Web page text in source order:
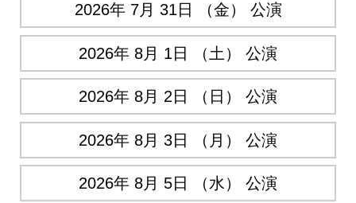
2026年 7月 31日 （金） 公演
2026年 8月 1日 （土） 公演
2026年 8月 2日 （日） 公演
2026年 8月 3日 （月） 公演
2026年 8月 5日 （水） 公演